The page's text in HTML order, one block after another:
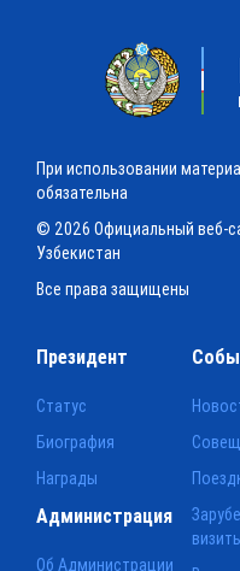
При использовании
обязательна
© 2026 Официальный веб-
Узбекистан
Все права защищены
Президент
Статус
Биография
Награды
Администрация
Об Администрации